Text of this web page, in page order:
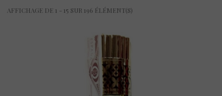
AFFICHAGE DE 1 - 15 SUR 196 ÉLÉMENT(S)